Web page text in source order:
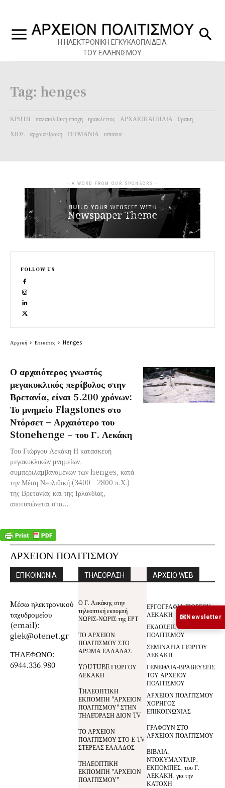
Η ΗΛΕΚΤΡΟΝΙΚΗ ΕΓΚΥΚΛΟΠΑΙΔΕΙΑ
ΤΟΥ ΕΛΛΗΝΙΣΜΟΥ
Tag: henges
ΚΡΗΤΗ παλαιολιθικη εποχη ηρακλειτος ΑΡΧΑΙΟΚΑΠΗΛΙΑ
θρακη
ΧΙΟΣ αρχαια θρακη ΓΕΡΜΑΝΙΑ ισπανια
Ο αρχαιότερος γνωστός
μεγακυκλικός περίβολος στην
Βρετανία, είναι 5.200 χρόνων:
Το μνημείο Flagstones στο
Ντόρσετ – Αρχαιότερο του
Stonehenge – του Γ. Λεκάκη
Του Γιώργου Λεκάκη Η κατασκευή
μεγακυκλικών μνημείων,
συμπεριλαμβανομένων των henges, κατά
την Μέση Νεολιθική (3400 - 2800 π.Χ.)
της Βρετανίας και της Ιρλανδίας,
αποτυπώνεται στα...
- A WORD FROM OUR SPONSORS -
FOLLOW US
Αρχική Ετικέτες Henges
ΑΡΧΕΙΟΝ ΠΟΛΙΤΙΣΜΟΥ
ΕΠΙΚΟΙΝΩΝΙΑ
Mέσω ηλεκτρονικού
ταχυδρομείου
(email):
glek@otenet.gr
ΤΗΛΕΦΩΝΟ:
6944.336.980
ΤΗΛΕΟΡΑΣΗ
Ο Γ. Λεκάκης στην
τηλεοπτική εκπομπή
ΝΩΡΙΣ-ΝΩΡΙΣ της ΕΡΤ
ΤΟ ΑΡΧΕΙΟΝ
ΠΟΛΙΤΙΣΜΟΥ ΣΤΟ
ΑΡΩΜΑ ΕΛΛΑΔΑΣ
YOUTUBE ΓΙΩΡΓΟΥ
ΛΕΚΑΚΗ
TΗΛΕΟΠΤΙΚΗ
ΕΚΠΟΜΠΗ "ΑΡΧΕΙΟΝ
ΠΟΛΙΤΙΣΜΟΥ" ΣΤΗΝ
ΤΗΛΕΌΡΑΣΗ ΔΙΟΝ TV
ΤΟ ΑΡΧΕΙΟΝ
ΠΟΛΙΤΙΣΜΟΥ ΣΤΟ E-TV
ΣΤΕΡΕΑΣ ΕΛΛΑΔΟΣ
ΤΗΛΕΟΠΤΙΚΗ
ΕΚΠΟΜΠΗ "ΑΡΧΕΙΟΝ
ΠΟΛΙΤΙΣΜΟΥ"
ΑΡΧΕΙΟ WEB
ΕΡΓΟΓΡΑΦΙΑ ΓΙΩΡΓΟΥ
ΛΕΚΑΚΗ
ΕΚΔΟΣΕΙΣ ΑΡΧΕΙΟΥ
ΠΟΛΙΤΙΣΜΟΥ
ΣΕΜΙΝΑΡΙΑ ΓΙΩΡΓΟΥ
ΛΕΚΑΚΗ
ΓΕΝΕΘΛΙΑ-ΒΡΑΒΕΥΣΕΙΣ
ΤΟΥ ΑΡΧΕΙΟΥ
ΠΟΛΙΤΙΣΜΟΥ
ΑΡΧΕΙΟΝ ΠΟΛΙΤΙΣΜΟΥ
ΧΟΡΗΓΟΣ
ΕΠΙΚΟΙΝΩΝΙΑΣ
ΓΡΑΦΟΥΝ ΣΤΟ
ΑΡΧΕΙΟΝ ΠΟΛΙΤΙΣΜΟΥ
ΒΙΒΛΙΑ,
ΝΤΟΚΥΜΑΝΤΑΙΡ,
ΕΚΠΟΜΠΕΣ, του Γ.
ΛΕΚΑΚΗ, για την
ΚΑΤΟΧΗ
✉Newsletter